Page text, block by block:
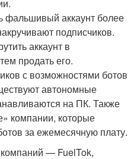
фальшивый аккаунт более
подписчиков.
аккаунт в
продать его.
с возможностями ботов
автономные
на ПК. Также
компании, которые
за ежемесячную плату.
— FuelTok,